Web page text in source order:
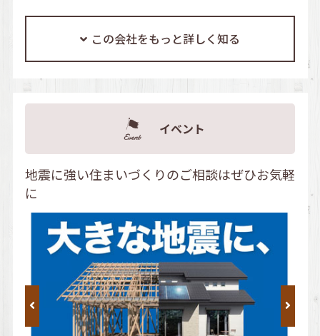
この会社をもっと詳しく知る
イベント
地震に強い住まいづくりのご相談はぜひお気軽
に